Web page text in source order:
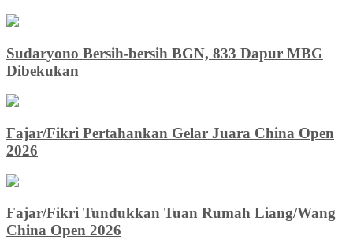
Sudaryono Bersih-bersih BGN, 833 Dapur MBG
Dibekukan
Fajar/Fikri Pertahankan Gelar Juara China Open
2026
Fajar/Fikri Tundukkan Tuan Rumah Liang/Wang
China Open 2026